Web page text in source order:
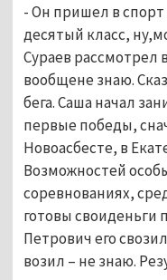
- Он пришел в спорт
десятый класс,
Сураев рассмотрел
вообщене знаю.
бега. Саша начал
первые победы,
Новоасбесте, в
Возможностей
соревнованиях,
готовы своиденьги
Петрович его
возил – не знаю.